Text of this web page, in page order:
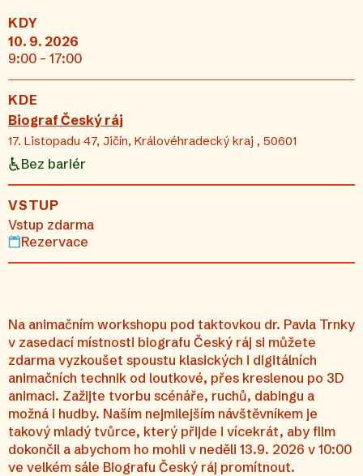
KDY
10. 9. 2026
9:00 - 17:00
KDE
Biograf Český ráj
17. Listopadu 47, Jičín, Královéhradecký kraj , 50601
Bez bariér
VSTUP
Vstup zdarma
Rezervace
Na animačním workshopu pod taktovkou dr. Pavla Trnky
v zasedací místnosti biografu Český ráj si můžete
zdarma vyzkoušet spoustu klasických i digitálních
animačních technik od loutkové, přes kreslenou po 3D
animaci. Zažijte tvorbu scénáře, ruchů, dabingu a
možná i hudby. Naším nejmilejším návštěvníkem je
takový mladý tvůrce, který přijde i vícekrát, aby film
dokončil a abychom ho mohli v neděli 13.9. 2026 v 10:00
ve velkém sále Biografu Český ráj promítnout.